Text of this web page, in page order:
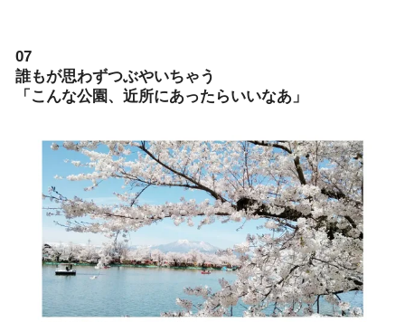
07
誰もが思わずつぶやいちゃう
「こんな公園、近所にあったらいいなあ」